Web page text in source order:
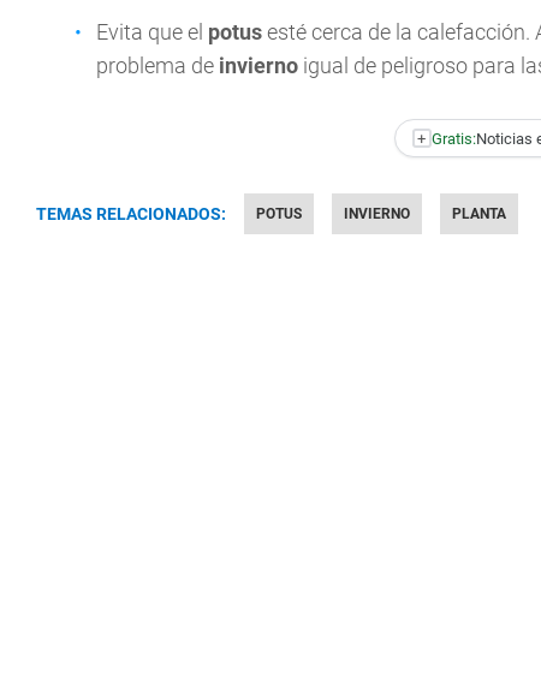
Evita que el potusesté cerca de la calefacción.
problema de invierno igual de peligroso para
+ Gratis:Noticias
TEMAS RELACIONADOS: POTUS INVIERNO PLANTA